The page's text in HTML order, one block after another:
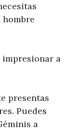
impresionar a
presentas
Puedes
a